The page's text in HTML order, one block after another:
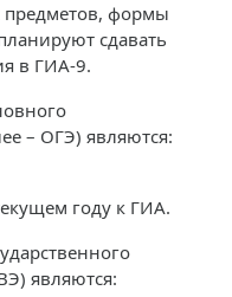
формы
сдавать
в ГИА-9.
– ОГЭ) являются:
году к ГИА.
являются: